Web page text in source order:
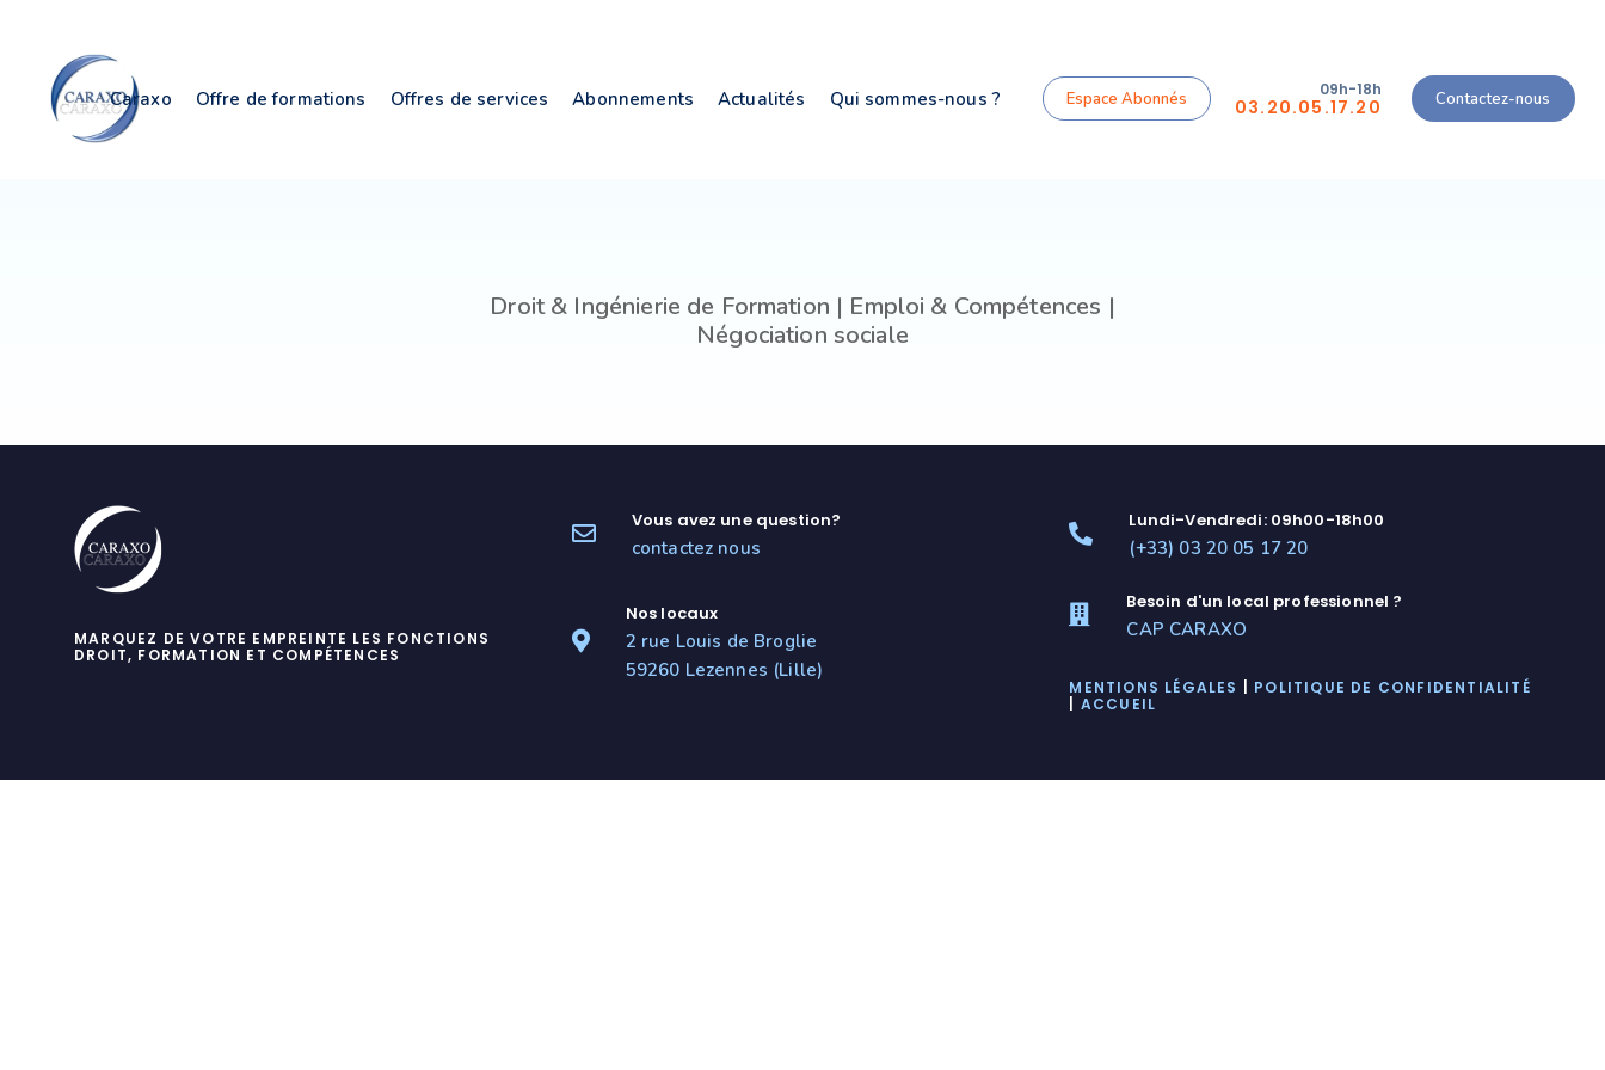
primary
navigation
Caraxo Offre de formations Offres de services Abonnements Actualités Qui sommes-nous ? Espace Abonnés 09h-18h
03.20.05.17.20 Contactez-nous
Droit & Ingénierie de Formation | Emploi & Compétences |
Négociation sociale
MARQUEZ DE VOTRE EMPREINTE LES FONCTIONS
DROIT, FORMATION ET COMPÉTENCES
Vous avez une question?
contactez nous
Nos locaux
2 rue Louis de Broglie
59260 Lezennes (Lille)
Lundi-Vendredi: 09h00-18h00
(+33) 03 20 05 17 20
Besoin d'un local professionnel ?
CAP CARAXO
MENTIONS LÉGALES
POLITIQUE DE CONFIDENTIALITÉ
ACCUEIL